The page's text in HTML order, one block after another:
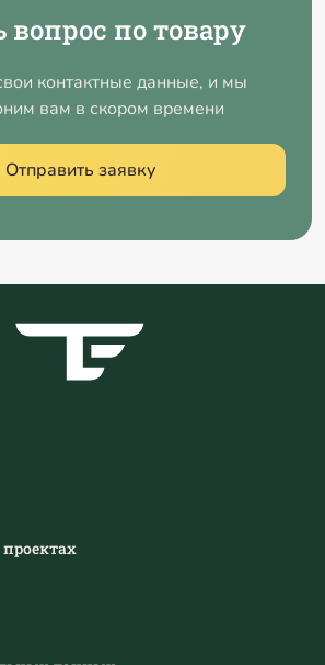
вопрос по товару
контактные данные, и мы
вам в скором времени
Отправить заявку